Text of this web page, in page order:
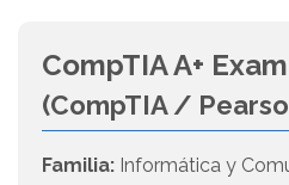
CompTIA A+
(CompTIA /
Familia: Informática y